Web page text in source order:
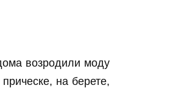
возродили моду
на берете,